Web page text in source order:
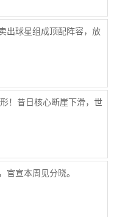
出球星组成顶配阵容，放
！昔日核心断崖下滑，世
官宣本周见分晓。